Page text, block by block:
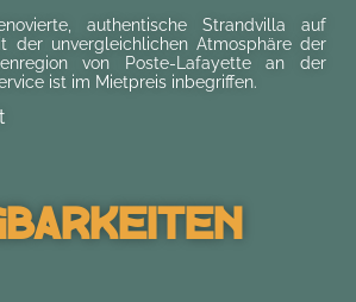
authentische Strandvilla auf
der unvergleichlichen Atmosphäre der
von Poste-Lafayette an der
ist im Mietpreis inbegriffen.